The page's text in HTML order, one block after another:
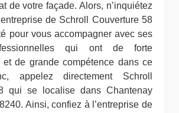
de votre façade. Alors, n’inquiétez
de Schroll Couverture 58
pour vous accompagner avec ses
qui ont de forte
et de grande compétence dans ce
appelez directement Schroll
qui se localise dans Chantenay
Ainsi, confiez à l’entreprise de